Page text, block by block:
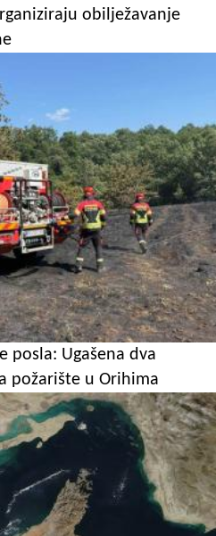
obilježavanje
posla: Ugašena dva
požarište u Orihima